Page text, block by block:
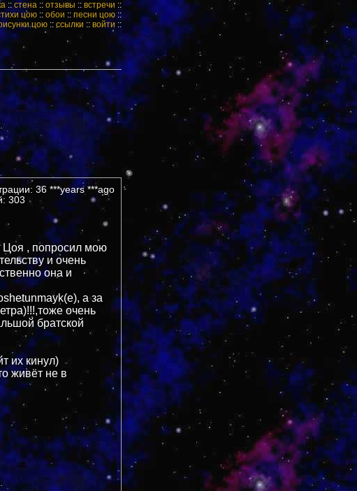
::стена :: отзывы :: встречи ::
цою :: обои :: песни цою::
цою :: ссылки :: войти ::
36 ***years ***ago
303
Цоя , попросил мою
и очень
она и
а за
очень
братской
их кинул)
живёт не в